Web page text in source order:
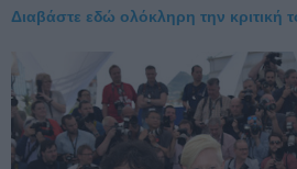
Διαβάστε εδώ ολόκληρη την κριτική